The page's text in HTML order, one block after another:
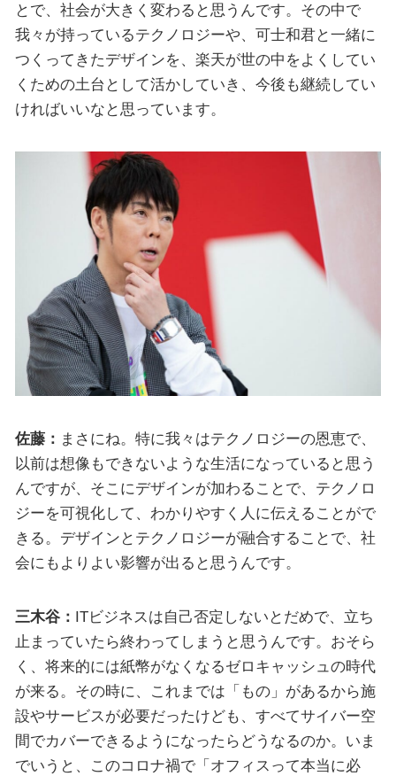
とで、社会が大きく変わると思うんです。その中で
我々が持っているテクノロジーや、可士和君と一緒に
つくってきたデザインを、楽天が世の中をよくしてい
くための土台として活かしていき、今後も継続してい
ければいいなと思っています。
佐藤： まさにね。特に我々はテクノロジーの恩恵で、
以前は想像もできないような生活になっていると思う
んですが、そこにデザインが加わることで、テクノロ
ジーを可視化して、わかりやすく人に伝えることがで
きる。デザインとテクノロジーが融合することで、社
会にもよりよい影響が出ると思うんです。
三木谷： ITビジネスは自己否定しないとだめで、立ち
止まっていたら終わってしまうと思うんです。おそら
く、将来的には紙幣がなくなるゼロキャッシュの時代
が来る。その時に、これまでは「もの」があるから施
設やサービスが必要だったけども、すべてサイバー空
間でカバーできるようになったらどうなるのか。いま
でいうと、このコロナ禍で「オフィスって本当に必